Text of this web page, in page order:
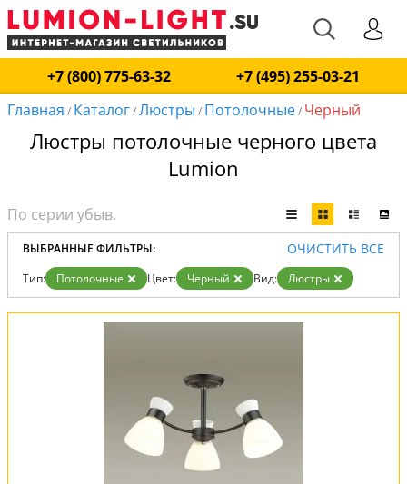
+7 (800) 775-63-32
+7 (495) 255-03-21
Главная / Каталог/Люстры / Потолочные/ Черный
Люстры потолочные черного цвета
Lumion
ВЫБРАННЫЕ ФИЛЬТРЫ: ОЧИСТИТЬ ВСЕ
Тип: Потолочные Цвет: Черный Вид: Люстры